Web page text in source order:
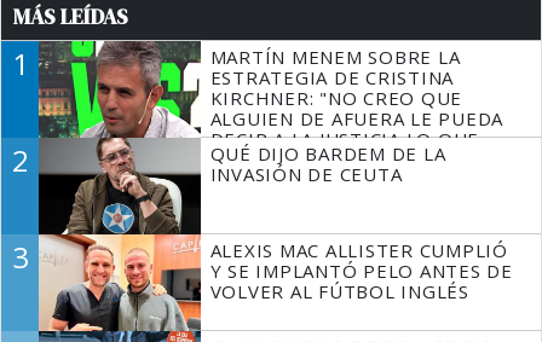
MÁS LEÍDAS
1
MARTÍN MENEM SOBRE LA
ESTRATEGIA DE CRISTINA
KIRCHNER: "NO CREO QUE
ALGUIEN DE AFUERA LE PUEDA
DECIR A LA JUSTICIA LO QUE
TIENE QUE HACER"
2
QUÉ DIJO BARDEM DE LA
INVASIÓN DE CEUTA
3
ALEXIS MAC ALLISTER CUMPLIÓ
Y SE IMPLANTÓ PELO ANTES DE
VOLVER AL FÚTBOL INGLÉS